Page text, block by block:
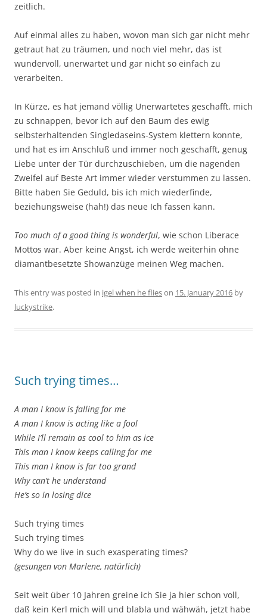
zeitlich.
Auf einmal alles zu haben, wovon man sich gar nicht mehr
getraut hat zu träumen, und noch viel mehr, das ist
wundervoll, unerwartet und gar nicht so einfach zu
verarbeiten.
In Kürze, es hat jemand völlig Unerwartetes geschafft, mich
zu schnappen, bevor ich auf den Baum des ewig
selbsterhaltenden Singledaseins-System klettern konnte,
und hat es im Anschluß und immer noch geschafft, genug
Liebe unter der Tür durchzuschieben, um die nagenden
Zweifel auf Beste Art immer wieder verstummen zu lassen.
Bitte haben Sie Geduld, bis ich mich wiederfinde,
beziehungsweise (hah!) das neue Ich fassen kann.
Too much of a good thing is wonderful, wie schon Liberace
Mottos war. Aber keine Angst, ich werde weiterhin ohne
diamantbesetzte Showanzüge meinen Weg machen.
This entry was posted in igel when he flieson 15. January 2016 by
luckystrike.
Such trying times…
A man I know is falling for me
A man I know is acting like a fool
While I’ll remain as cool to him as ice
This man I know keeps calling for me
This man I know is far too grand
Why can’t he understand
He’s so in losing dice
Such trying times
Such trying times
Why do we live in such exasperating times?
(gesungen von Marlene, natürlich)
Seit weit über 10 Jahren greine ich Sie ja hier schon voll,
daß kein Kerl mich will und blabla und wähwäh, jetzt habe